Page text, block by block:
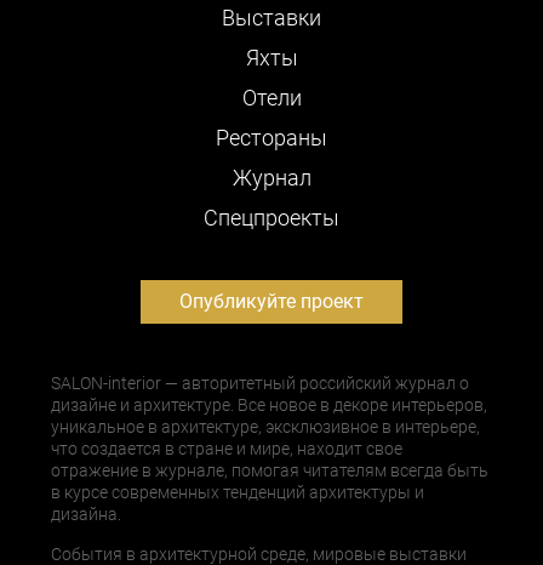
Выставки
Яхты
Отели
Рестораны
Журнал
Cпецпроекты
Опубликуйте проект
SALON-interior — авторитетный российский журнал о
дизайне и архитектуре. Все новое в декоре интерьеров,
уникальное в архитектуре, эксклюзивное в интерьере,
что создается в стране и мире, находит свое
отражение в журнале, помогая читателям всегда быть
в курсе современных тенденций архитектуры и
дизайна.
События в архитектурной среде, мировые выставки